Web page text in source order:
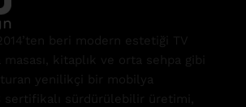
beri modern estetiği TV
masası, kitaplık ve orta sehpa gibi
yenilikçi bir mobilya
sertifikalı sürdürülebilir üretimi,